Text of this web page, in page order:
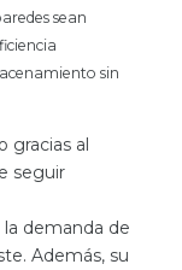
sean
sin
gracias al
seguir
demanda de
Además, su